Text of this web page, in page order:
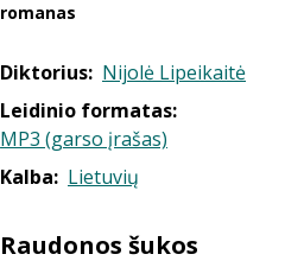
romanas
Diktorius: Nijolė Lipeikaitė
Leidinio formatas:
MP3 (garso įrašas)
Kalba: Lietuvių
Raudonos šukos